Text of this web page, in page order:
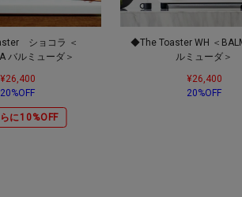
ショコラ ＜
バルミューダ＞
¥26,400
20%OFF
に10%OFF
◆The Toaster WH ＜
ルミューダ＞
¥26,400
20%OFF